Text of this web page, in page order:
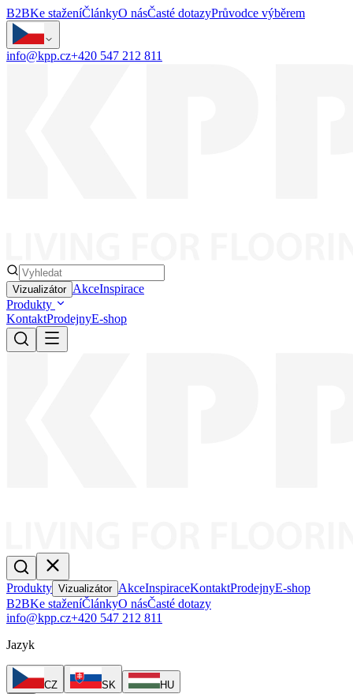
B2BKe staženíČlánkyO násČasté dotazyPrůvodce výběrem
info@kpp.cz+420 547 212 811
Vizualizátor AkceInspirace
Produkty
KontaktProdejnyE-shop
Produkty Vizualizátor AkceInspiraceKontaktProdejnyE-shop
B2BKe staženíČlánkyO násČasté dotazy
info@kpp.cz+420 547 212 811
Jazyk
CZ SK HU